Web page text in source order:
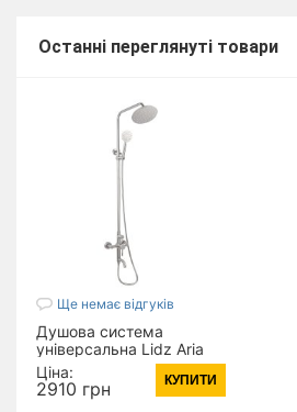
Останні переглянуті товари
Ще немає відгуків
Душова система
універсальна Lidz Aria
1030 на три споживача
(з виливом) (k35)
LDARI1030NKS34932
Ціна:
2910 грн КУПИТИ